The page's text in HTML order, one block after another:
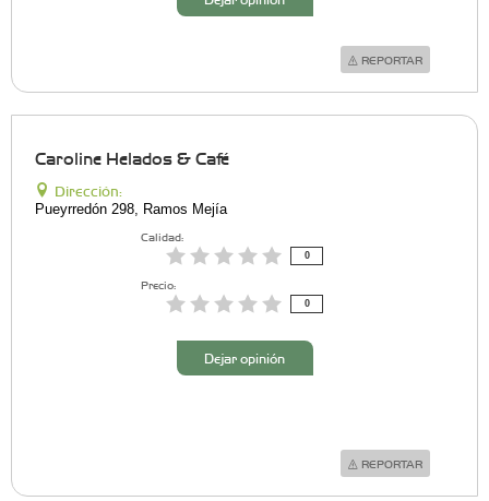
REPORTAR
Caroline Helados & Café
Dirección:
Pueyrredón 298, Ramos Mejía
Calidad:
0
Precio:
0
Dejar opinión
REPORTAR